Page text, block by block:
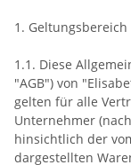
1. Geltungsbereich
1.1. Diese
"AGB") von
gelten für alle
Unternehmer
hinsichtlich der
dargestellten